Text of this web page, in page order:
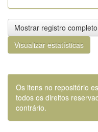
Mostrar registro
Visualizar estatísticas
Os itens no repositório
todos os direitos
contrário.